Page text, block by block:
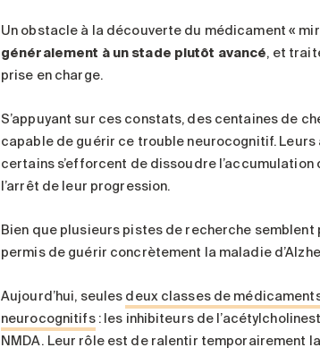
Un obstacle à la découverte du médicament «
généralement à un stade plutôt avancé, et
prise en charge.
S’appuyant sur ces constats, des centaines de
capable de guérir ce trouble neurocognitif.
certains s’efforcent de dissoudre
l’arrêt de leur progression.
Bien que plusieurs pistes de recherche
permis de guérir concrètement la maladie
Aujourd’hui, seules deux classes de
neurocognitifs: les inhibiteurs de
NMDA. Leur rôle est de ralentir temporairement